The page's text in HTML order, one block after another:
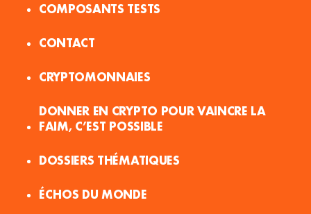
COMPOSANTS TESTS
CONTACT
CRYPTOMONNAIES
DONNER EN CRYPTO POUR VAINCRE LA
FAIM, C’EST POSSIBLE
DOSSIERS THÉMATIQUES
ÉCHOS DU MONDE